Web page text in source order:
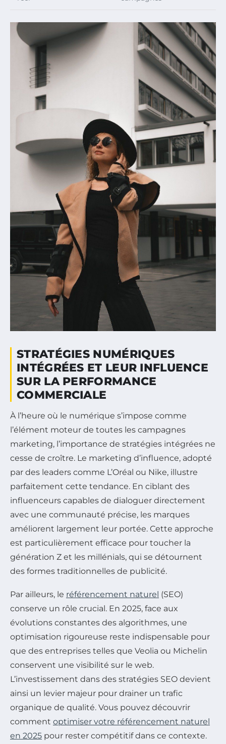
STRATÉGIES NUMÉRIQUES
INTÉGRÉES ET LEUR INFLUENCE
SUR LA PERFORMANCE
COMMERCIALE
À l’heure où le numérique s’impose comme
l’élément moteur de toutes les campagnes
marketing, l’importance de stratégies intégrées ne
cesse de croître. Le marketing d’influence, adopté
par des leaders comme L’Oréal ou Nike, illustre
parfaitement cette tendance. En ciblant des
influenceurs capables de dialoguer directement
avec une communauté précise, les marques
améliorent largement leur portée. Cette approche
est particulièrement efficace pour toucher la
génération Z et les millénials, qui se détournent
des formes traditionnelles de publicité.
Par ailleurs, le référencement naturel (SEO)
conserve un rôle crucial. En 2025, face aux
évolutions constantes des algorithmes, une
optimisation rigoureuse reste indispensable pour
que des entreprises telles que Veolia ou Michelin
conservent une visibilité sur le web.
L’investissement dans des stratégies SEO devient
ainsi un levier majeur pour drainer un trafic
organique de qualité. Vous pouvez découvrir
comment optimiser votre référencement naturel
en 2025 pour rester compétitif dans ce contexte.